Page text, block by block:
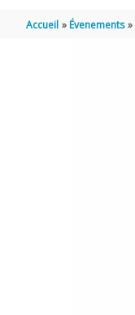
Accueil Évenements